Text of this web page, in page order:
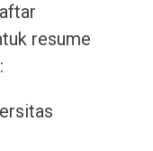
resume